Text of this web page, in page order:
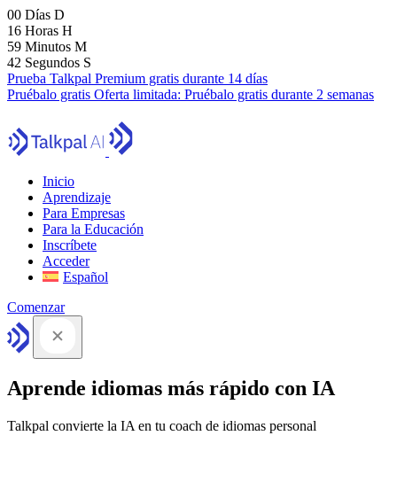
00 Días D
16 Horas H
59 Minutos M
41 Segundos S
Prueba Talkpal Premium gratis durante 14 días
Pruébalo gratis Oferta limitada: Pruébalo gratis durante 2 semanas
Inicio
Aprendizaje
Para Empresas
Para la Educación
Inscríbete
Acceder
Español
Comenzar
Aprende idiomas más rápido con IA
Talkpal convierte la IA en tu coach de idiomas personal